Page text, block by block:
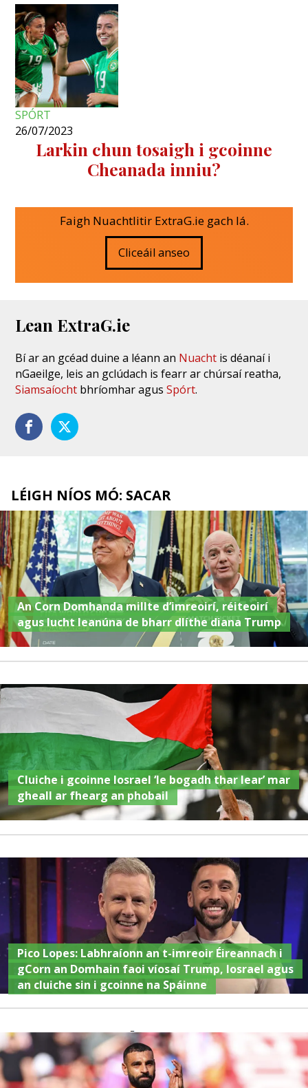
SPÓRT
26/07/2023
Larkin chun tosaigh i gcoinne
Cheanada inniu?
Faigh Nuachtlitir ExtraG.ie gach lá.
Cliceáil anseo
Lean ExtraG.ie
Bí ar an gcéad duine a léann an Nuacht is déanaí i
nGaeilge, leis an gclúdach is fearr ar chúrsaí reatha,
Siamsaíocht bhríomhar agusSpórt.
LÉIGH NÍOS MÓ: SACAR
An Corn Domhanda millte d’imreoirí, réiteoirí
agus lucht leanúna de bharr dlíthe diana Trump
Cluiche i gcoinne Iosrael ‘le bogadh thar lear’ mar
gheall ar fhearg an phobail
Pico Lopes: Labhraíonn an t-imreoir Éireannach i
gCorn an Domhain faoi víosaí Trump, Iosrael agus
an cluiche sin i gcoinne na Spáinne